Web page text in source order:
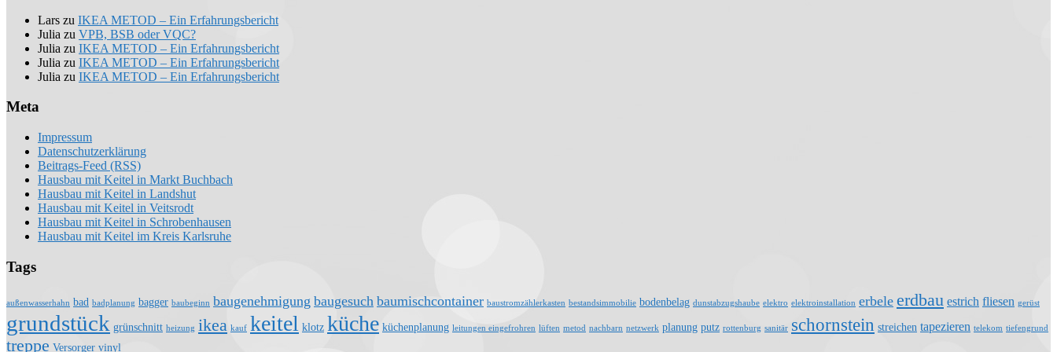
Lars zu IKEA METOD – Ein Erfahrungsbericht
Julia zu VPB, BSB oder VQC?
Julia zu IKEA METOD – Ein Erfahrungsbericht
Julia zu IKEA METOD – Ein Erfahrungsbericht
Julia zu IKEA METOD – Ein Erfahrungsbericht
Meta
Impressum
Datenschutzerklärung
Beitrags-Feed (RSS)
Hausbau mit Keitel in Markt Buchbach
Hausbau mit Keitel in Landshut
Hausbau mit Keitel in Veitsrodt
Hausbau mit Keitel in Schrobenhausen
Hausbau mit Keitel im Kreis Karlsruhe
Tags
außenwasserhahn bad badplanung bagger baubeginn baugenehmigung baugesuch baumischcontainer baustromzählerkasten bestandsimmobilie bodenbelag dunstabzugshaube elektro elektroinstallation erbele erdbau estrich fliesen gerüst
grundstück grünschnitt heizung ikea kauf keitel klotz küche küchenplanung leitungen eingefrohren lüften metod nachbarn netzwerk planung putz rottenburg sanitär schornstein streichen tapezieren telekom tiefengrund
treppe Versorger vinyl